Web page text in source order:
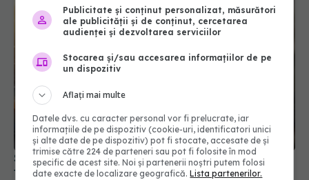
Semnul banal al cancerului pulmonar. Când
trebuie să mergi la medic
Publicitate și conținut personalizat, măsurători
ale publicității și de conținut, cercetarea
audienței și dezvoltarea serviciilor
Stocarea și/sau accesarea informațiilor de pe
un dispozitiv
Aflați mai multe
Datele dvs. cu caracter personal vor fi prelucrate, iar
informațiile de pe dispozitiv (cookie-uri, identificatori unici
și alte date de pe dispozitiv) pot fi stocate, accesate de și
trimise către 224 de parteneri sau pot fi folosite în mod
specific de acest site. Noi și partenerii noștri putem folosi
date exacte de localizare geografică.Lista partenerilor.